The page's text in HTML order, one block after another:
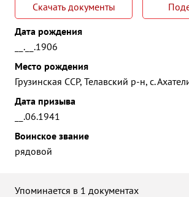
Скачать документы
Дата рождения
__.__.1906
Место рождения
Грузинская ССР, Телавский р-н, с.
Дата призыва
__.06.1941
Воинское звание
рядовой
Упоминается в 1 документах